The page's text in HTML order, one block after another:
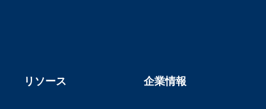
リソース 企業情報